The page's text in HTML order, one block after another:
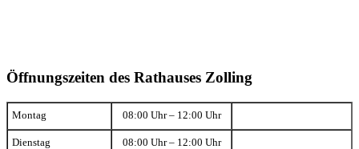
Öffnungszeiten des Rathauses Zolling
Montag 08:00 Uhr – 12:00 Uhr
Dienstag 08:00 Uhr – 12:00 Uhr